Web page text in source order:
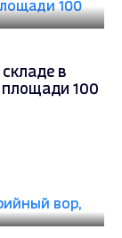
в
площади 100